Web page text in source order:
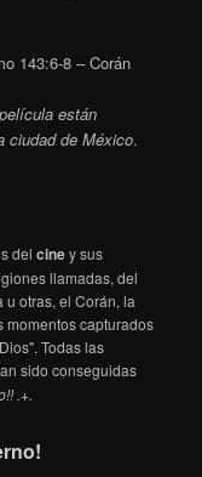
143:6-8 – Corán
están
ciudad de México.
delciney sus
llamadas, del
u otras, el Corán, la
momentos capturados
Todas las
sido conseguidas
.+.